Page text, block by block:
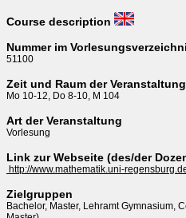
Course description
Nummer im
51100
Zeit und Raum der Veranstaltung
Mo 10-12, Do 8-10, M 104
Art der Veranstaltung
Vorlesung
Link zur Webseite (des/der
http://www.mathematik.uni-
Zielgruppen
Bachelor, Master, Lehramt Gymnasium,